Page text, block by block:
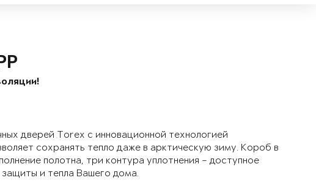
дверей Torex с инновационной технологией
сохранять тепло даже в арктическую зиму. Короб в
полотна, три контура уплотнения – доступное
и тепла Вашего дома.